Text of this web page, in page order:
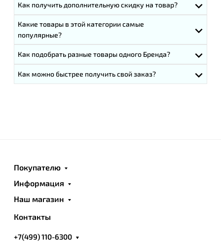
Как получить дополнительную скидку на товар?
Какие товары в этой категории самые
популярные?
Как подобрать разные товары одного Бренда?
Как можно быстрее получить свой заказ?
Покупателю
Информация
Наш магазин
Контакты
+7(499) 110-6300